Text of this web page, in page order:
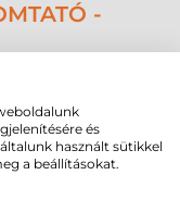
-
és
használt sütikkel
a beállításokat.